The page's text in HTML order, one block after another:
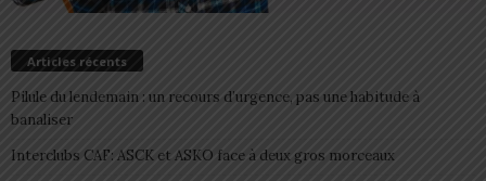
Articles récents
Pilule du lendemain : un recours d’urgence, pas une habitude à
banaliser
Interclubs CAF: ASCK et ASKO face à deux gros morceaux